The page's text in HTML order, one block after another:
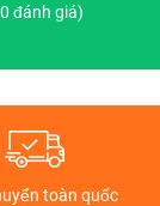
đánh giá)
toàn quốc